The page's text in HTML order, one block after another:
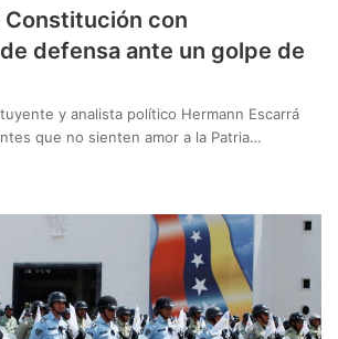
Constitución con
defensa ante un golpe de
y analista político Hermann Escarrá
que no sienten amor a la Patria…